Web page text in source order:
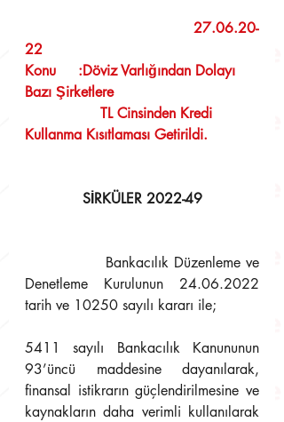
                                      27.06.20-
22
Konu     :Döviz Varlığından Dolayı
Bazı Şirketlere
Kullanma Kısıtlaması Getirildi.
SİRKÜLER 2022-49
Denetleme Kurulunun 24.06.2022
tarih ve 10250 sayılı kararı ile;
5411 sayılı Bankacılık Kanununun
93’üncü maddesine dayanılarak,
finansal istikrarın güçlendirilmesine ve
kaynakların daha verimli kullanılarak